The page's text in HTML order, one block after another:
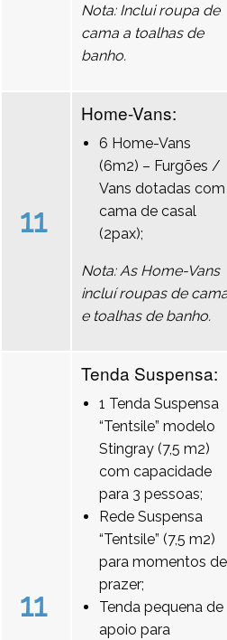
Nota: Inclui roupa de
cama a toalhas de
banho.
11
Home-Vans:
6 Home-Vans
(6m2) – Furgões /
Vans dotadas com
cama de casal
(2pax);
Nota: As Home-Vans
incluí roupas de
e toalhas de banho.
11
Tenda Suspensa:
1 Tenda Suspensa
“Tentsile” modelo
Stingray (7,5 m2)
com capacidade
para 3 pessoas;
Rede Suspensa
“Tentsile” (7,5 m2)
para momentos de
prazer;
Tenda pequena de
apoio para